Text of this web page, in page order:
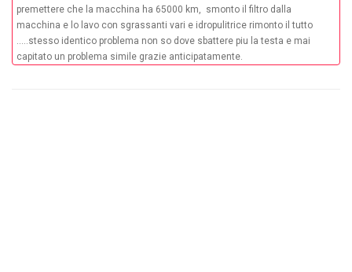
premettere che la macchina ha 65000 km, smonto il filtro dalla
macchina e lo lavo con sgrassanti vari e idropulitrice rimonto il tutto
.....stesso identico problema non so dove sbattere piu la testa e mai
capitato un problema simile grazie anticipatamente.